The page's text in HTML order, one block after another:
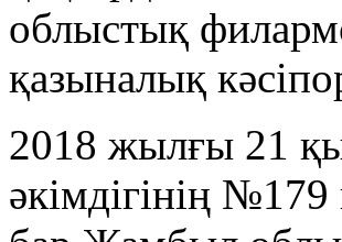
облыстық
қазыналық
2018 жылғы 21
әкімдігінің